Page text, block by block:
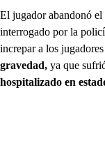
El jugador abandonó
interrogado por la
increpar a los
gravedad, ya que
hospitalizado en